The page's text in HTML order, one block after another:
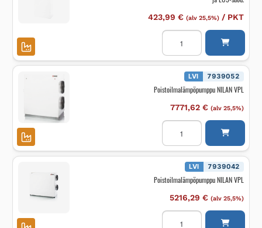
423,99 € (alv 25,5%)/ PKT
Suodatinpakkaus
NILAN
Suodattimet
ja
anodit
2xlaatikko
EU3-
EU5-
määrä
LVI 7939052
Poistoilmalämpöpumppu NILAN VPL
7771,62 € (alv 25,5%)
Poistoilmalämpöpumppu
NILAN
määrä
LVI 7939042
Poistoilmalämpöpumppu NILAN VPL
5216,29 € (alv 25,5%)
Poistoilmalämpöpumppu
NILAN